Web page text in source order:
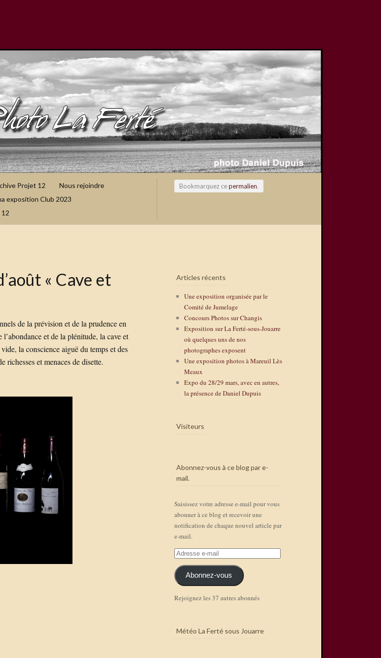
Projet 12
Nous rejoindre
exposition Club 2023
Bookmarquez cepermalien.
« Cave et
de la prévision et de la prudence en
et de la plénitude, la cave et
la conscience aiguë du temps et des
richesses et menaces de disette.
Articles récents
Une exposition organisée par le
Comité de Jumelage
Concours Photos sur Changis
Exposition sur La Ferté-sous-Jouarre
où quelques uns de nos
photographes exposent
Une exposition photos à Mareuil Lès
Meaux
Expo du 28/29 mars, avec en autres,
la présence de Daniel Dupuis
Visiteurs
Abonnez-vous à ce blog par e-
mail.
Saisissez votre adresse e-mail pour vous
abonner à ce blog et recevoir une
notification de chaque nouvel article par
e-mail.
Adresse
mail Abonnez-vous
Rejoignez les 37 autres abonnés
Météo La Ferté sous Jouarre